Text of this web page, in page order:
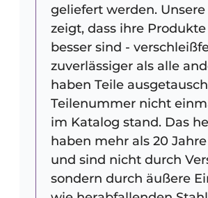
geliefert werden.
zeigt, dass ihre
besser sind -
zuverlässiger als alle
haben Teile
Teilenummer nicht
im Katalog stand. Das
haben mehr als 20
und sind nicht durch
sondern durch äußere